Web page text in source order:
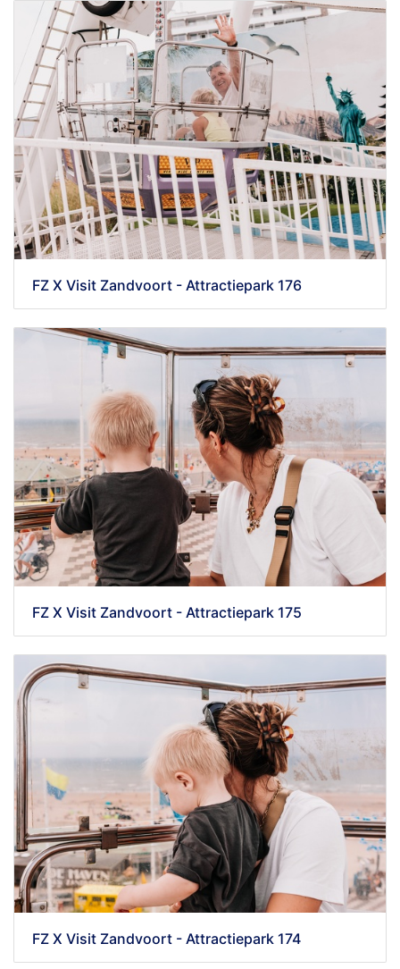
FZ X Visit Zandvoort - Attractiepark 176
FZ X Visit Zandvoort - Attractiepark 175
FZ X Visit Zandvoort - Attractiepark 174